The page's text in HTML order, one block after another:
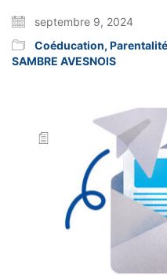
septembre 9, 2024
Coéducation,
SAMBRE AVESNOIS